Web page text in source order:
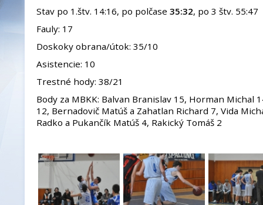
Stav po 1.štv. 14:16, po polčase 35:32, po 3 štv. 55:47
Fauly: 17
Doskoky obrana/útok: 35/10
Asistencie: 10
Trestné hody: 38/21
Body za MBKK: Balvan Branislav 15, Horman Michal
12, Bernadovič Matúš a Zahatlan Richard 7, Vida
Radko a Pukančík Matúš 4, Rakický Tomáš 2